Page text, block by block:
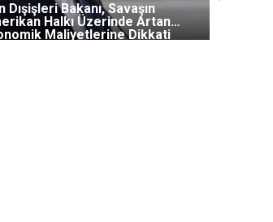
Dışişleri Bakanı, Savaşın
Halkı Üzerinde Artan
Maliyetlerine Dikkati